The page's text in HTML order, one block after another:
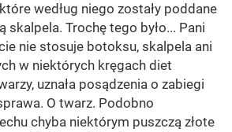
według niego zostały poddane
skalpela. Trochę tego było... Pani
nie stosuje botoksu, skalpela ani
w niektórych kręgach diet
uznała posądzenia o zabiegi
O twarz. Podobno
chyba niektórym puszczą złote